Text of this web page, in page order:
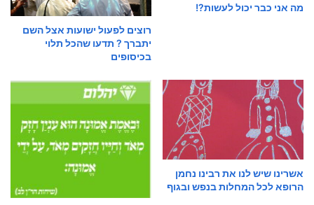
מה אני כבר יכול לעשות?!
רוצים לפעול ישועות אצל השם
יתברך ? תדעו שהכל תלוי
בכיסופים
אשרינו שיש לנו את רבינו נחמן
הרופא לכל המחלות בנפש ובגוף